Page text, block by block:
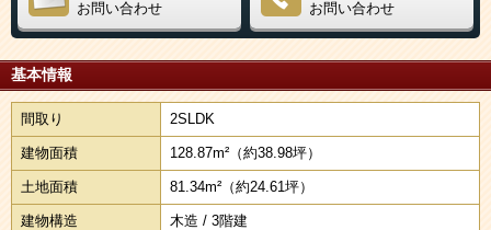
お問い合わせ
お問い合わせ
基本情報
間取り 2SLDK
建物面積 128.87m² （約38.98坪）
土地面積 81.34m² （約24.61坪）
建物構造 木造 / 3階建